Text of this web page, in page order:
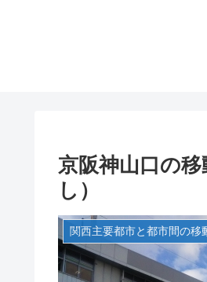
京阪神山口の
し）
関西主要都市と都市間の移